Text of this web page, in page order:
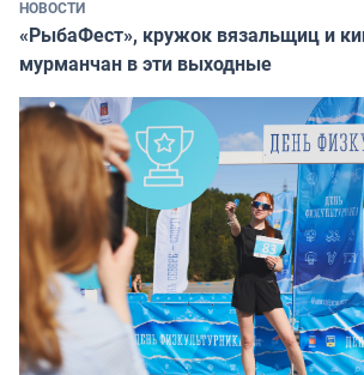
НОВОСТИ
«РыбаФест», кружок вязальщиц и
мурманчан в эти выходные